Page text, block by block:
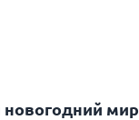
мир